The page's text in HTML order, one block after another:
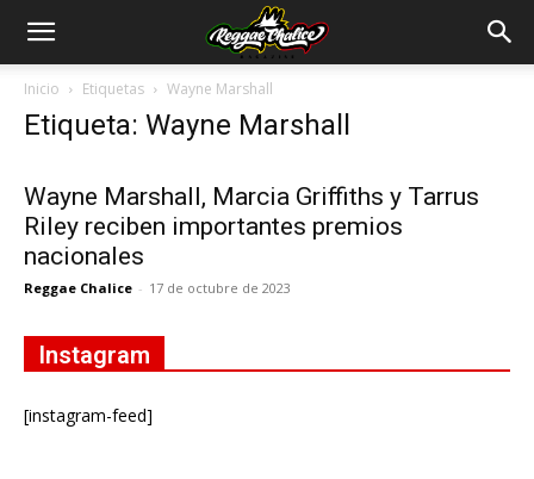
Inicio Etiquetas Wayne Marshall
Etiqueta: Wayne Marshall
Wayne Marshall, Marcia Griffiths y Tarrus
Riley reciben importantes premios
nacionales
Reggae Chalice - 17 de octubre de 2023
Instagram
[instagram-feed]